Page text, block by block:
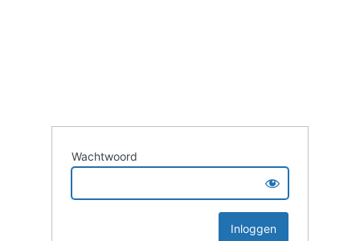
Wachtwoord